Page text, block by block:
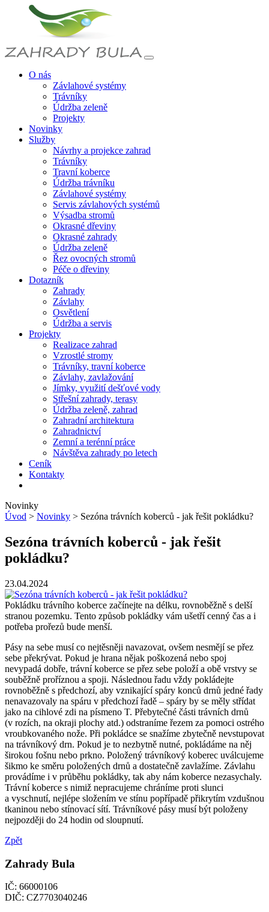
O nás
Závlahové systémy
Trávníky
Údržba zeleně
Projekty
Novinky
Služby
Návrhy a projekce zahrad
Trávníky
Travní koberce
Údržba trávníku
Závlahové systémy
Servis závlahových systémů
Výsadba stromů
Okrasné dřeviny
Okrasné zahrady
Údržba zeleně
Řez ovocných stromů
Péče o dřeviny
Dotazník
Zahrady
Závlahy
Osvětlení
Údržba a servis
Projekty
Realizace zahrad
Vzrostlé stromy
Trávníky, travní koberce
Závlahy, zavlažování
Jímky, využití dešťové vody
Střešní zahrady, terasy
Údržba zeleně, zahrad
Zahradní architektura
Zahradnictví
Zemní a terénní práce
Návštěva zahrady po letech
Ceník
Kontakty
Novinky
Úvod > Novinky > Sezóna trávních koberců - jak řešit pokládku?
Sezóna trávních koberců - jak řešit
pokládku?
23.04.2024
Pokládku trávního koberce začínejte na délku, rovnoběžně s delší
stranou pozemku. Tento způsob pokládky vám ušetří cenný čas a i
potřeba prořezů bude menší.
Pásy na sebe musí co nejtěsněji navazovat, ovšem nesmějí se přez
sebe překrývat. Pokud je hrana nějak poškozená nebo spoj
nevypadá dobře, trávní koberce se přez sebe položí a obě vrstvy se
souběžně proříznou a spoji. Následnou řadu vždy pokládejte
rovnoběžně s předchozí, aby vznikající spáry konců drnů jedné řady
nenavazovaly na spáru v předchozí řadě – spáry by se měly střídat
jako na cihlové zdi na písmeno T. Přebytečné části trávních drnů
(v rozích, na okraji plochy atd.) odstraníme řezem za pomoci ostrého
vroubkovaného nože. Při pokládce se snažíme zbytečně nevstupovat
na trávníkový drn. Pokud je to nezbytně nutné, pokládáme na něj
širokou fošnu nebo prkno. Položený trávníkový koberec uválcujeme
šikmo ke směru položených drnů a dostatečně zavlažíme. Závlahu
provádíme i v průběhu pokládky, tak aby nám koberce nezasychaly.
Trávní koberce s nimiž nepracujeme chráníme proti slunci
a vyschnutí, nejlépe složením ve stínu popřípadě přikrytím vzdušnou
tkaninou nebo stínovací sítí. Trávníkové pásy musí být položeny
nejpozději do 24 hodin od sloupnutí.
Zpět
Zahrady Bula
IČ: 66000106
DIČ: CZ7703040246